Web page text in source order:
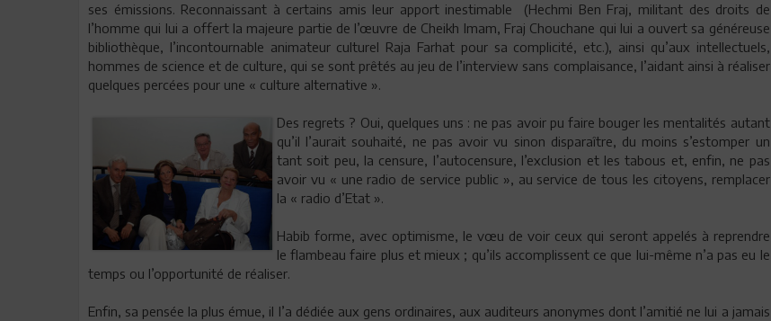
ses émissions. Reconnaissant à certains amis leur apport inestimable (Hechmi Ben Fraj, militant des droits de
l’homme qui lui a offert la majeure partie de l’œuvre de Cheikh Imam, Fraj Chouchane qui lui a ouvert sa généreuse
bibliothèque, l’incontournable animateur culturel Raja Farhat pour sa complicité, etc.), ainsi qu’aux intellectuels,
hommes de science et de culture, qui se sont prêtés au jeu de l’interview sans complaisance, l’aidant ainsi à réaliser
quelques percées pour une « culture alternative ».
Des regrets ? Oui, quelques uns : ne pas avoir pu faire bouger les mentalités autant
qu’il l’aurait souhaité, ne pas avoir vu sinon disparaître, du moins s’estomper un
tant soit peu, la censure, l’autocensure, l’exclusion et les tabous et, enfin, ne pas
avoir vu « une radio de service public », au service de tous les citoyens, remplacer
la « radio d’Etat ».
Habib forme, avec optimisme, le vœu de voir ceux qui seront appelés à reprendre
le flambeau faire plus et mieux ; qu’ils accomplissent ce que lui-même n’a pas eu le
temps ou l’opportunité de réaliser.
Enfin, sa pensée la plus émue, il l’a dédiée aux gens ordinaires, aux auditeurs anonymes dont l’amitié ne lui a jamais